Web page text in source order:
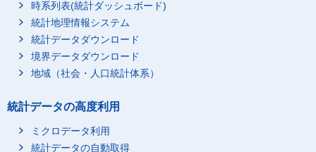
時系列表(統計ダッシュボード)
統計地理情報システム
統計データダウンロード
境界データダウンロード
地域（社会・人口統計体系）
統計データの高度利用
ミクロデータ利用
統計データの自動取得